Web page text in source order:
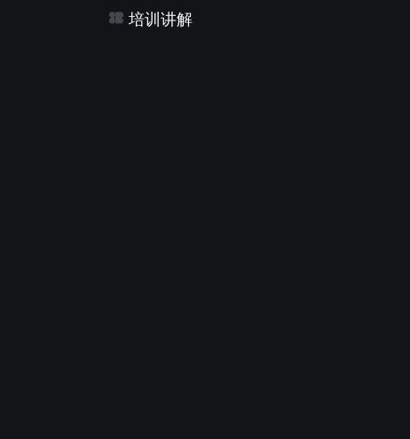
培训讲解